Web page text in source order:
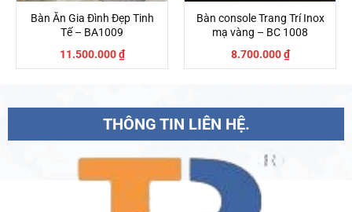
Bàn Ăn Gia Đình Đẹp Tinh
Tế – BA1009
11.500.000₫
Bàn console Trang Trí Inox
mạ vàng – BC 1008
8.700.000₫
THÔNG TIN LIÊN HỆ.